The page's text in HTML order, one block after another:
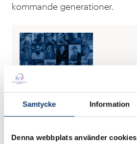
Samtycke Information
Denna webbplats använder cookies
kommande generationer.